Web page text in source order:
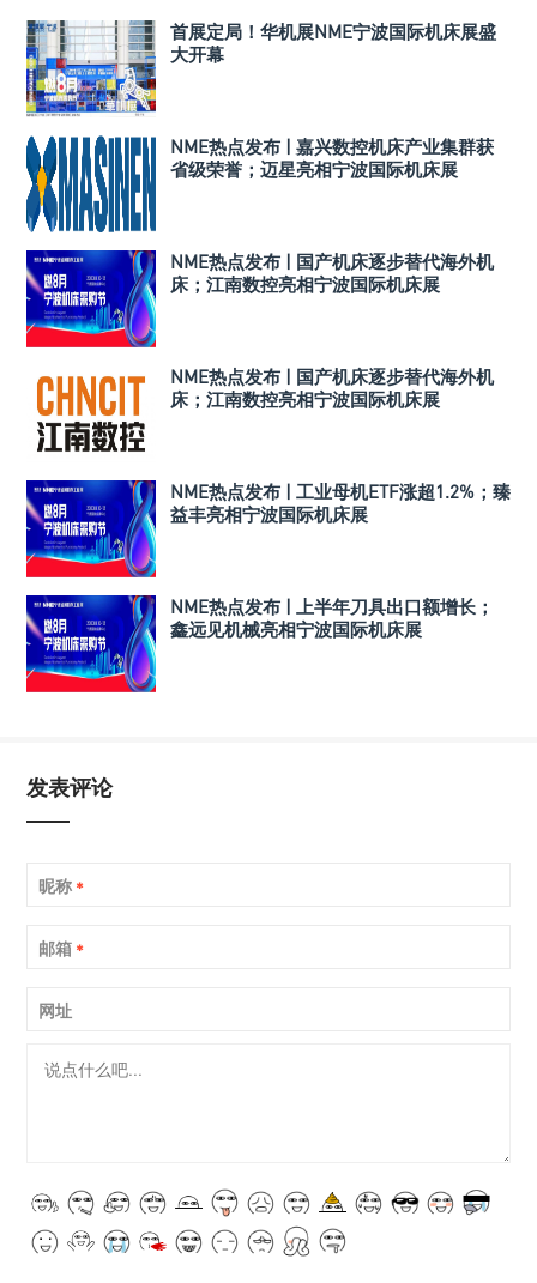
首展定局！华机展NME宁波国际机床展盛
大开幕
NME热点发布 | 嘉兴数控机床产业集群获
省级荣誉；迈星亮相宁波国际机床展
NME热点发布 | 国产机床逐步替代海外机
床；江南数控亮相宁波国际机床展
NME热点发布 | 国产机床逐步替代海外机
床；江南数控亮相宁波国际机床展
NME热点发布 | 工业母机ETF涨超1.2%；臻
益丰亮相宁波国际机床展
NME热点发布 | 上半年刀具出口额增长；
鑫远见机械亮相宁波国际机床展
发表评论
昵称 *
邮箱 *
网址